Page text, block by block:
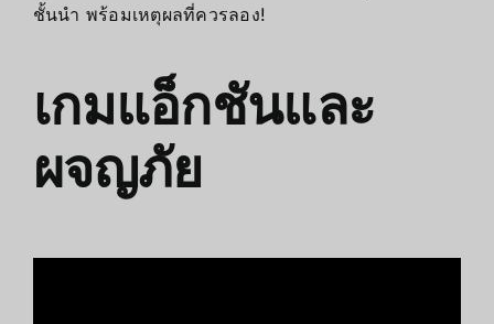
ชั้นนำ พร้อมเหตุผลที่ควรลอง!
เกมแอ็กชันและ
ผจญภัย